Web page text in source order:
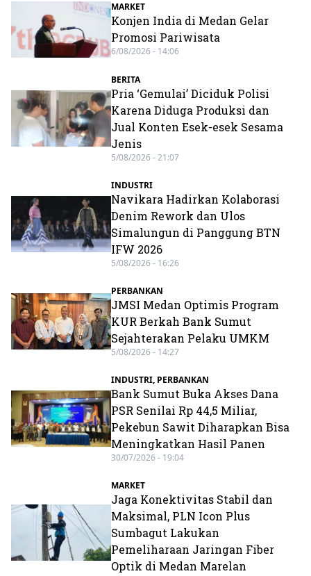
MARKET
Konjen India di Medan Gelar
Promosi Pariwisata
6/08/2026 - 14:06
BERITA
Pria ‘Gemulai’ Diciduk Polisi
Karena Diduga Produksi dan
Jual Konten Esek-esek Sesama
Jenis
5/08/2026 - 21:07
INDUSTRI
Navikara Hadirkan Kolaborasi
Denim Rework dan Ulos
Simalungun di Panggung BTN
IFW 2026
5/08/2026 - 16:26
PERBANKAN
JMSI Medan Optimis Program
KUR Berkah Bank Sumut
Sejahterakan Pelaku UMKM
5/08/2026 - 14:27
INDUSTRI, PERBANKAN
Bank Sumut Buka Akses Dana
PSR Senilai Rp 44,5 Miliar,
Pekebun Sawit Diharapkan Bisa
Meningkatkan Hasil Panen
30/07/2026 - 19:04
MARKET
Jaga Konektivitas Stabil dan
Maksimal, PLN Icon Plus
Sumbagut Lakukan
Pemeliharaan Jaringan Fiber
Optik di Medan Marelan